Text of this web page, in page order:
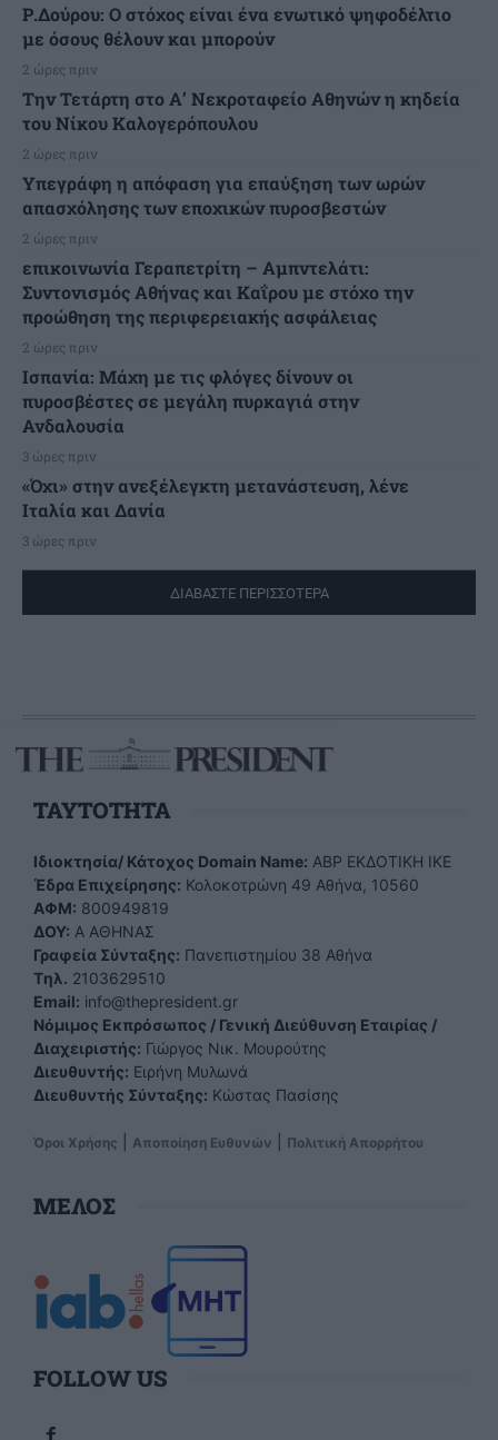
Ρ.Δούρου: Ο στόχος είναι ένα ενωτικό ψηφοδέλτιο
με όσους θέλουν και μπορούν
2 ώρες πριν
Την Τετάρτη στο Α’ Νεκροταφείο Αθηνών η κηδεία
του Νίκου Καλογερόπουλου
2 ώρες πριν
Υπεγράφη η απόφαση για επαύξηση των ωρών
απασχόλησης των εποχικών πυροσβεστών
2 ώρες πριν
επικοινωνία Γεραπετρίτη – Αμπντελάτι:
Συντονισμός Αθήνας και Καΐρου με στόχο την
προώθηση της περιφερειακής ασφάλειας
2 ώρες πριν
Ισπανία: Μάχη με τις φλόγες δίνουν οι
πυροσβέστες σε μεγάλη πυρκαγιά στην
Ανδαλουσία
3 ώρες πριν
«Όχι» στην ανεξέλεγκτη μετανάστευση, λένε
Ιταλία και Δανία
3 ώρες πριν
ΔΙΑΒΑΣΤΕ ΠΕΡΙΣΣΟΤΕΡΑ
TAYTOTHTA
Ιδιοκτησία/ Κάτοχος Domain Name: ΑBP ΕΚΔΟΤΙΚΗ ΙΚΕ
Έδρα Επιχείρησης: Κολοκοτρώνη 49 Αθήνα, 10560
ΑΦΜ: 800949819
ΔΟΥ: Α ΑΘΗΝΑΣ
Γραφεία Σύνταξης: Πανεπιστημίου 38 Αθήνα
Tηλ. 2103629510
Email: info@thepresident.gr
Νόμιμος Εκπρόσωπος / Γενική Διεύθυνση Εταιρίας /
Διαχειριστής: Γιώργος Νικ. Μουρούτης
Διευθυντής: Ειρήνη Μυλωνά
Διευθυντής Σύνταξης: Κώστας Πασίσης
Όροι Χρήσης Αποποίηση Ευθυνών Πολιτική Απορρήτου
ΜΕΛΟΣ
FOLLOW US